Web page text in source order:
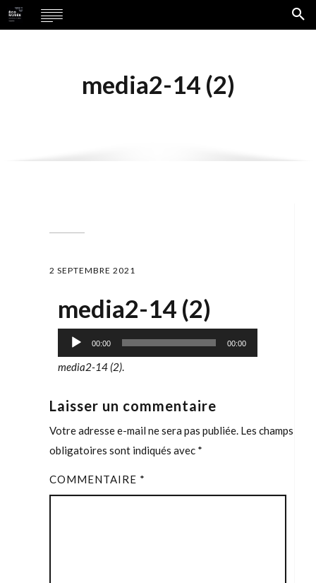
media2-14 (2)
2 SEPTEMBRE 2021
media2-14 (2)
Lecteur
audio
00:00 00:00
media2-14 (2).
Laisser un commentaire
Votre adresse e-mail ne sera pas publiée. Les champs
obligatoires sont indiqués avec *
COMMENTAIRE *